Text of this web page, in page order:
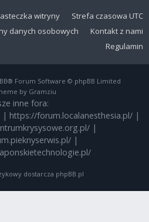
Strefa czasowa UTC
witryny
Kontakt z nami
danych osobowych
Regulamin
® Forum Software © phpBB Limited
by Gramziu
inne fora:
| https://forum.localanesthesia.pl/ |
|
|
dostarcza phpBB.pl